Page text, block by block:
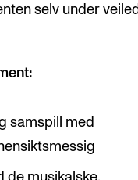
selv under
samspill med
de musikalske,